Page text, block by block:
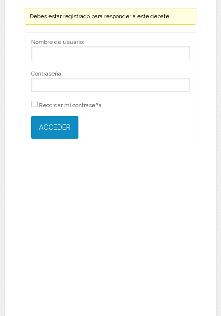
Debes estar registrado para responder a este debate.
Nombre de usuario:
Contraseña:
Recordar mi contraseña
ACCEDER